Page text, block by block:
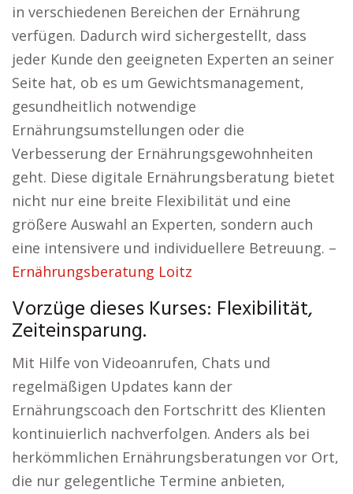
in verschiedenen Bereichen der Ernährung
verfügen. Dadurch wird sichergestellt, dass
jeder Kunde den geeigneten Experten an seiner
Seite hat, ob es um Gewichtsmanagement,
gesundheitlich notwendige
Ernährungsumstellungen oder die
Verbesserung der Ernährungsgewohnheiten
geht. Diese digitale Ernährungsberatung bietet
nicht nur eine breite Flexibilität und eine
größere Auswahl an Experten, sondern auch
eine intensivere und individuellere Betreuung. –
Ernährungsberatung Loitz
Vorzüge dieses Kurses: Flexibilität,
Zeiteinsparung.
Mit Hilfe von Videoanrufen, Chats und
regelmäßigen Updates kann der
Ernährungscoach den Fortschritt des Klienten
kontinuierlich nachverfolgen. Anders als bei
herkömmlichen Ernährungsberatungen vor Ort,
die nur gelegentliche Termine anbieten,